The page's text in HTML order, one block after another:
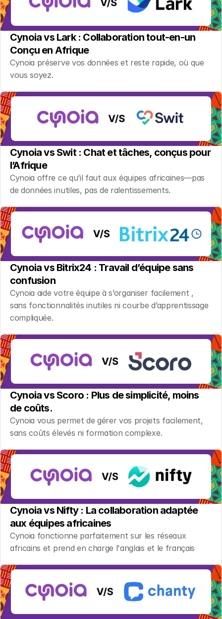
Cynoia vs Lark : Collaboration tout-en-un
Conçu en Afrique
Cynoia préserve vos données et reste rapide, où que
vous soyez.
Cynoia vs Swit : Chat et tâches, conçus pour
l’Afrique
Cynoia offre ce qu’il faut aux équipes africaines—pas
de données inutiles, pas de ralentissements.
Cynoia vs Bitrix24 : Travail d’équipe sans
confusion
Cynoia aide votre équipe à s’organiser facilement ,
sans fonctionnalités inutiles ni courbe d’apprentissage
compliquée.
Cynoia vs Scoro : Plus de simplicité, moins
de coûts.
Cynoia vous permet de gérer vos projets facilement,
sans coûts élevés ni formation complexe.
Cynoia vs Nifty : La collaboration adaptée
aux équipes africaines
Cynoia fonctionne parfaitement sur les réseaux
africains et prend en charge l'anglais et le français